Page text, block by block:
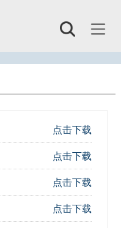
Toggle
点击下载
点击下载
点击下载
点击下载